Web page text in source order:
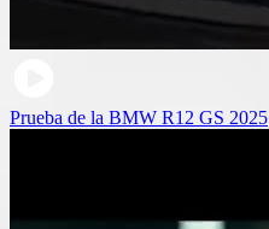
Prueba de la BMW R12 GS 2025